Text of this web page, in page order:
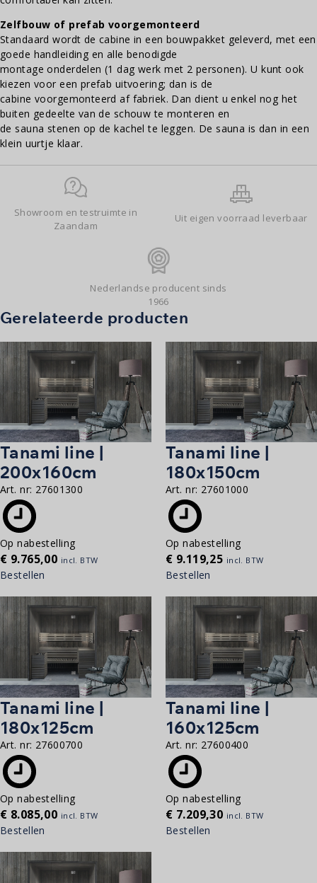
Zelfbouw of prefab voorgemonteerd
Standaard wordt de cabine in een bouwpakket geleverd, met een
goede handleiding en alle benodigde
montage onderdelen (1 dag werk met 2 personen). U kunt ook
kiezen voor een prefab uitvoering; dan is de
cabine voorgemonteerd af fabriek. Dan dient u enkel nog het
buiten gedeelte van de schouw te monteren en
de sauna stenen op de kachel te leggen. De sauna is dan in een
klein uurtje klaar.
Showroom en testruimte in
Zaandam
Uit eigen voorraad leverbaar
Nederlandse producent sinds
1966
Gerelateerde producten
Tanami line |
200x160cm
Art. nr: 27601300
Op nabestelling
€ 9.765,00 incl. BTW
Bestellen
Tanami line |
180x150cm
Art. nr: 27601000
Op nabestelling
€ 9.119,25 incl. BTW
Bestellen
Tanami line |
180x125cm
Art. nr: 27600700
Op nabestelling
€ 8.085,00 incl. BTW
Bestellen
Tanami line |
160x125cm
Art. nr: 27600400
Op nabestelling
€ 7.209,30 incl. BTW
Bestellen